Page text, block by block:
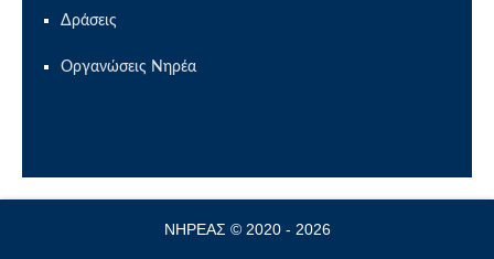
Δράσεις
Οργανώσεις Νηρέα
ΝΗΡΕΑΣ © 2020 - 2026